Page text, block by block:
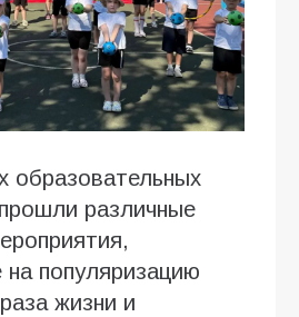
образовательных
различные
на популяризацию
жизни и